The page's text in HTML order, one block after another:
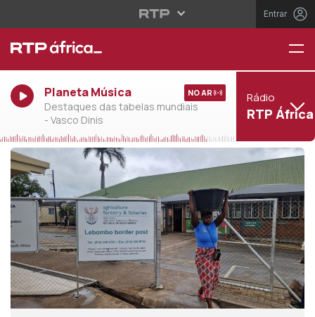
Entrar
Planeta Música
Destaques das tabelas mundiais
- Vasco Dinis
NO AR Rádio
RTP África